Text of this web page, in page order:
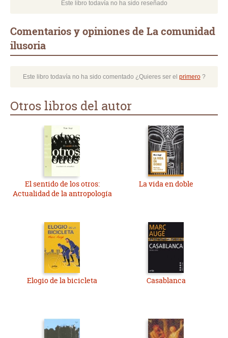
Este libro todavía no ha sido reseñado
Comentarios y opiniones de La comunidad
ilusoria
Este libro todavía no ha sido comentado ¿Quieres ser el primero?
Otros libros del autor
El sentido de los otros:
Actualidad de la antropología
La vida en doble
Elogio de la bicicleta Casablanca